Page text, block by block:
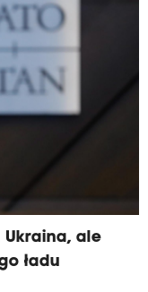
liderów UE.
ale
ładu